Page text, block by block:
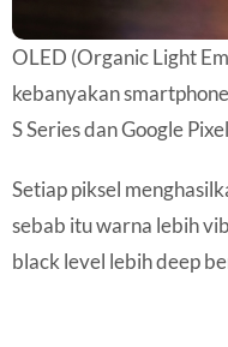
OLED (Organic Light
kebanyakan
S Series dan Google
Setiap piksel
sebab itu warna lebih
black level lebih deep